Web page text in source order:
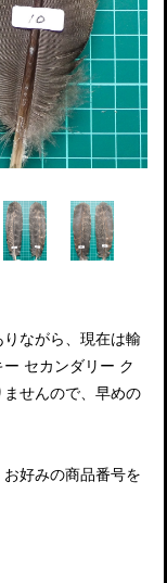
ながら、現在は輸
セカンダリー ク
せんので、早めの
好みの商品番号を